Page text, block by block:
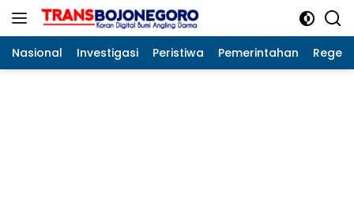
Langsung
Nasional Investigasi Peristiwa Pemerintahan